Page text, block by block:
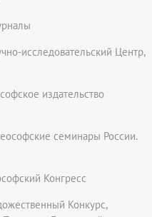
исследовательский Центр,
издательство
семинары России.
Конгресс
Конкурс,